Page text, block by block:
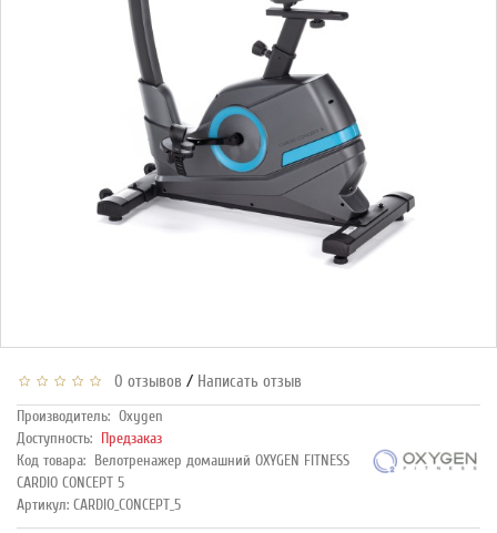
0 отзывов / Написать отзыв
Производитель: Oxygen
Доступность: Предзаказ
Код товара: Велотренажер домашний OXYGEN FITNESS
CARDIO CONCEPT 5
Артикул: CARDIO_CONCEPT_5